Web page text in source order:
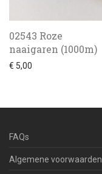
02543 Roze
naaigaren (1000m)
€ 5,00
FAQs
Algemene voorwaarden